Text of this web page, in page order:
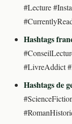
#Lecture
Hashtags
#LivreAddict
Hashtags de